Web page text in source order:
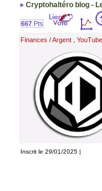
Cryptohaltéro blog -
667Pts
Finances / Argent, YouTube
Inscrit le 29/01/2025 |